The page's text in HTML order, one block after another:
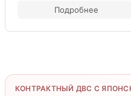
Подробнее
КОНТРАКТНЫЙ ДВС С